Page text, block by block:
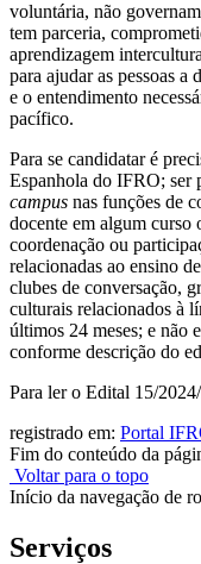
voluntária, não
tem parceria,
aprendizagem
para ajudar as pessoas
e o entendimento
pacífico.
Para se candidatar é
Espanhola do IFRO; ser
campus nas funções de
docente em algum curso
coordenação ou
relacionadas ao ensino
clubes de conversação,
culturais relacionados à
últimos 24 meses; e não
conforme descrição do
Para ler o Edital 15/
registrado em: Portal
Fim do conteúdo da
Voltar para o topo
Início da navegação de
Serviços